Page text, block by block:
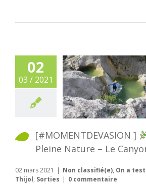
02
03 / 2021
[#MOMENTDEVASION ]
Pleine Nature – Le
02 mars 2021 | Non classifié(e), On a
Thijol, Sorties | 0 commentaire